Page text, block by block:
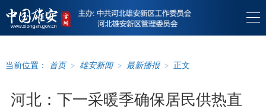
当前位置： 首页 > 雄安新闻 > 最新播报 > 正文
河北：下一采暖季确保居民供热直